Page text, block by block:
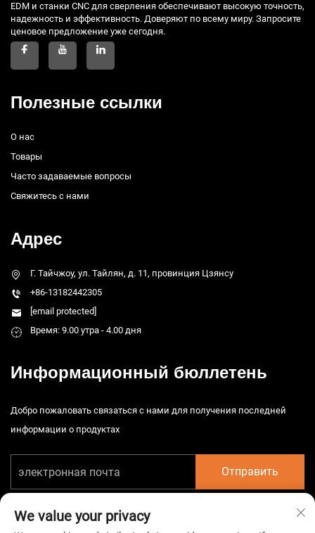
EDM и станки CNC для сверления обеспечивают высокую точность,
надежность и эффективность. Доверяют по всему миру. Запросите
ценовое предложение уже сегодня.
Полезные ссылки
О нас
Товары
Часто задаваемые вопросы
Свяжитесь с нами
Адрес
Г. Тайчжоу, ул. Тайлян, д. 11, провинция Цзянсу
+86-13182442305
[email protected]
Время: 9.00 утра - 4.00 дня
Информационный бюллетень
Добро пожаловать связаться с нами для получения последней
информации о продуктах
Отправить
We value your privacy